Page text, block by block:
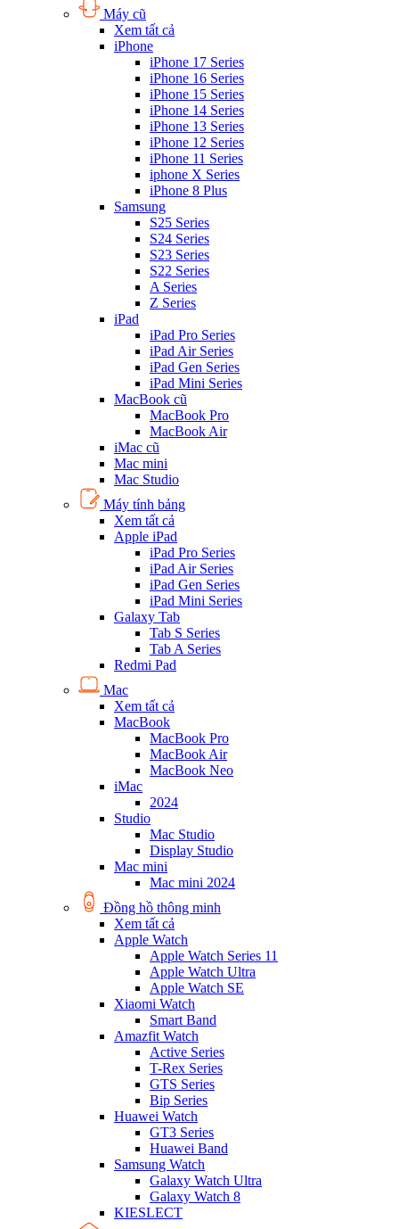
Máy cũ
Xem tất cả
iPhone
iPhone 17 Series
iPhone 16 Series
iPhone 15 Series
iPhone 14 Series
iPhone 13 Series
iPhone 12 Series
iPhone 11 Series
iphone X Series
iPhone 8 Plus
Samsung
S25 Series
S24 Series
S23 Series
S22 Series
A Series
Z Series
iPad
iPad Pro Series
iPad Air Series
iPad Gen Series
iPad Mini Series
MacBook cũ
MacBook Pro
MacBook Air
iMac cũ
Mac mini
Mac Studio
Máy tính bảng
Xem tất cả
Apple iPad
iPad Pro Series
iPad Air Series
iPad Gen Series
iPad Mini Series
Galaxy Tab
Tab S Series
Tab A Series
Redmi Pad
Mac
Xem tất cả
MacBook
MacBook Pro
MacBook Air
MacBook Neo
iMac
2024
Studio
Mac Studio
Display Studio
Mac mini
Mac mini 2024
Đồng hồ thông minh
Xem tất cả
Apple Watch
Apple Watch Series 11
Apple Watch Ultra
Apple Watch SE
Xiaomi Watch
Smart Band
Amazfit Watch
Active Series
T-Rex Series
GTS Series
Bip Series
Huawei Watch
GT3 Series
Huawei Band
Samsung Watch
Galaxy Watch Ultra
Galaxy Watch 8
KIESLECT